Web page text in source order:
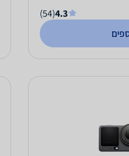
4.3
(54)